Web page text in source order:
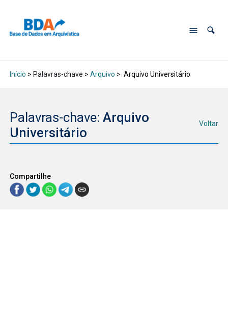
Início > Palavras-chave > Arquivo > Arquivo Universitário
Palavras-chave: Arquivo
Universitário
Voltar
Compartilhe